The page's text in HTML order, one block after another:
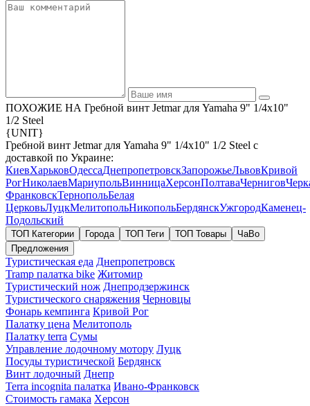
ПОХОЖИЕ НА Гребной винт Jetmar для Yamaha 9" 1/4x10"
1/2 Steel
{UNIT}
Гребной винт Jetmar для Yamaha 9" 1/4x10" 1/2 Steel с
доставкой по Украине:
КиевХарьковОдессаДнепропетровскЗапорожьеЛьвовКривой
РогНиколаевМариупольВинницаХерсонПолтаваЧернигов
ФранковскТернопольБелая
ЦерковьЛуцкМелитопольНикопольБердянскУжгородКаменец-
Подольский
ТОП Категории Города ТОП Теги ТОП Товары
ЧаВо
Предложения
Туристическая еда Днепропетровск
Tramp палатка bike Житомир
Туристический нож Днепродзержинск
Туристического снаряжения Черновцы
Фонарь кемпинга Кривой Рог
Палатку цена Мелитополь
Палатку terra Сумы
Управление лодочному мотору Луцк
Посуды туристической Бердянск
Винт лодочный Днепр
Terra incognita палатка Ивано-Франковск
Стоимость гамака Херсон